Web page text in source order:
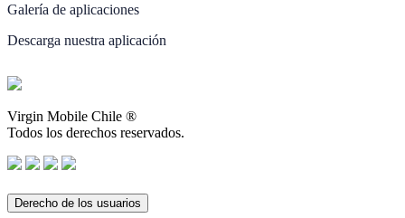
Galería de aplicaciones
Descarga nuestra aplicación
Virgin Mobile Chile ®
Todos los derechos reservados.
Derecho de los usuarios